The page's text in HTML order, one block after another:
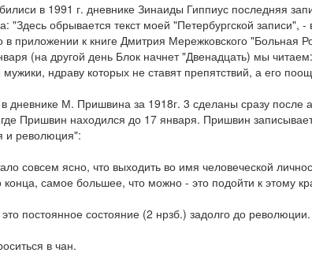
в 1991 г. дневнике Зинаиды Гиппиус последняя
"Здесь обрывается текст моей "Петербургской записи",
приложении к книге Дмитрия Мережковского "Больная
(на другой день Блок начнет "Двенадцать) мы
мужики, ндраву которых не ставят препятствий, а его
дневнике М. Пришвина за 1918г. 3 сделаны сразу после
Пришвин находился до 17 января. Пришвин
и революция":
совсем ясно, что выходить во имя человеческой
конца, самое большее, что можно - это подойти к этому
постоянное состояние (2 нрзб.) задолго до революции.
в чан.